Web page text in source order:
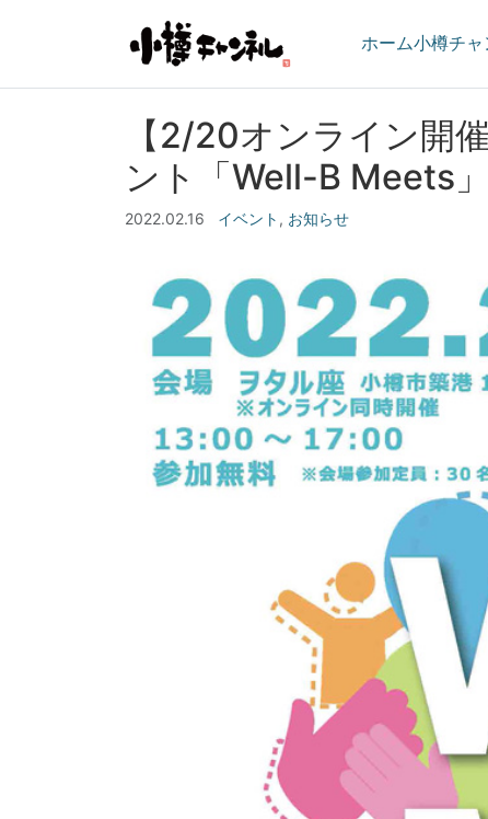
ホーム小樽チ
【2/20オンライン開
ント「Well-B Meets
2022.02.16 イベント , お知らせ